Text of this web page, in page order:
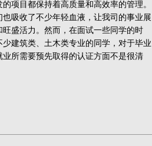
项目都保持着高质量和高效率的管理。
吸收了不少年轻血液，让我司的事业展
盛活力。然而，在面试一些同学的时
建筑类、土木类专业的同学，对于毕业
业所需要预先取得的认证方面不是很清